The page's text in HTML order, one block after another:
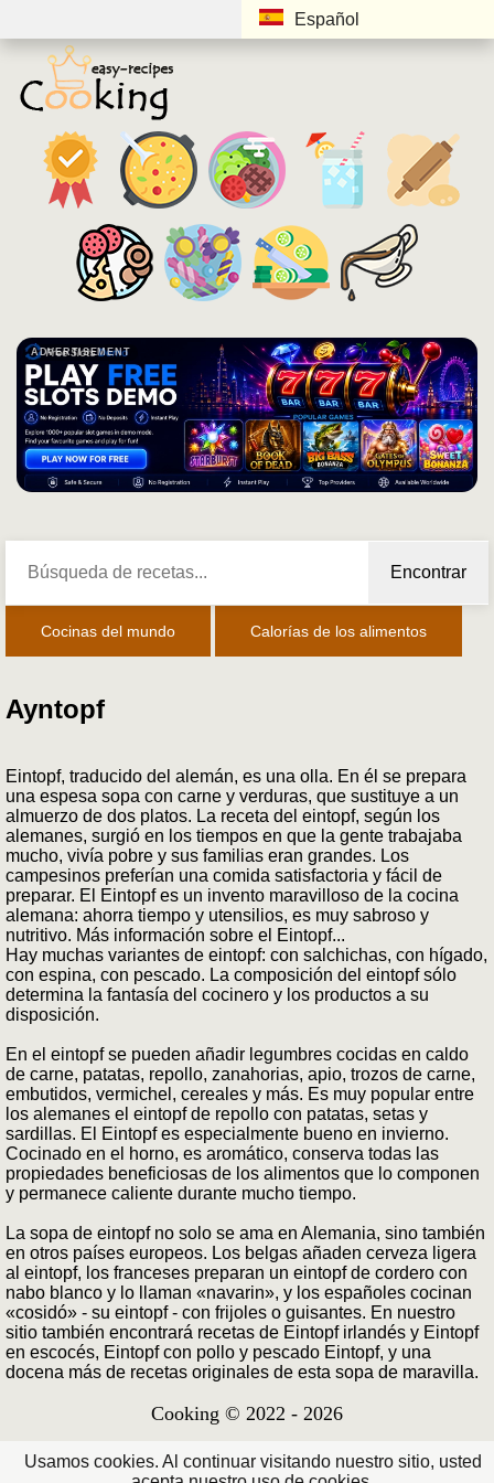
Español
ADVERTISEMENT
Encontrar
Cocinas del mundo Calorías de los alimentos
Ayntopf
Eintopf, traducido del alemán, es una olla. En él se prepara
una espesa sopa con carne y verduras, que sustituye a un
almuerzo de dos platos. La receta del eintopf, según los
alemanes, surgió en los tiempos en que la gente trabajaba
mucho, vivía pobre y sus familias eran grandes. Los
campesinos preferían una comida satisfactoria y fácil de
preparar. El Eintopf es un invento maravilloso de la cocina
alemana: ahorra tiempo y utensilios, es muy sabroso y
nutritivo. Más información sobre el Eintopf...
Hay muchas variantes de eintopf: con salchichas, con hígado,
con espina, con pescado. La composición del eintopf sólo
determina la fantasía del cocinero y los productos a su
disposición.
En el eintopf se pueden añadir legumbres cocidas en caldo
de carne, patatas, repollo, zanahorias, apio, trozos de carne,
embutidos, vermichel, cereales y más. Es muy popular entre
los alemanes el eintopf de repollo con patatas, setas y
sardillas. El Eintopf es especialmente bueno en invierno.
Cocinado en el horno, es aromático, conserva todas las
propiedades beneficiosas de los alimentos que lo componen
y permanece caliente durante mucho tiempo.
La sopa de eintopf no solo se ama en Alemania, sino también
en otros países europeos. Los belgas añaden cerveza ligera
al eintopf, los franceses preparan un eintopf de cordero con
nabo blanco y lo llaman «navarin», y los españoles cocinan
«cosidó» - su eintopf - con frijoles o guisantes. En nuestro
sitio también encontrará recetas de Eintopf irlandés y Eintopf
en escocés, Eintopf con pollo y pescado Eintopf, y una
docena más de recetas originales de esta sopa de maravilla.
Cooking © 2022 - 2026
Usamos cookies. Al continuar visitando nuestro sitio, usted